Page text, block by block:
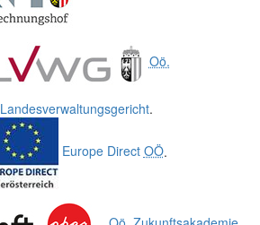
Oö.
Landesverwaltungsgericht.
Europe Direct OÖ.